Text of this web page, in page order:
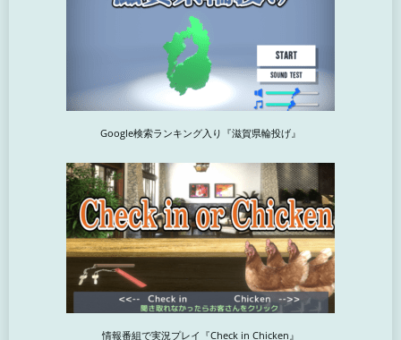
Google検索ランキング入り『滋賀県輪投げ』
情報番組で実況プレイ『Check in Chicken』